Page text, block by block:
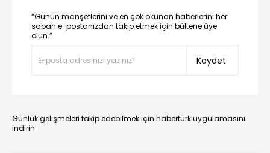
“Günün manşetlerini ve en çok okunan haberlerini her
sabah e-postanızdan takip etmek için bültene üye
olun.”
Kaydet
Günlük gelişmeleri takip edebilmek için habertürk uygulamasını
indirin